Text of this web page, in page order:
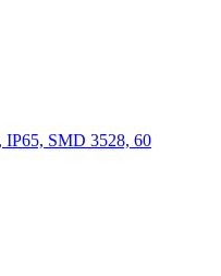
IP65, SMD 3528, 60